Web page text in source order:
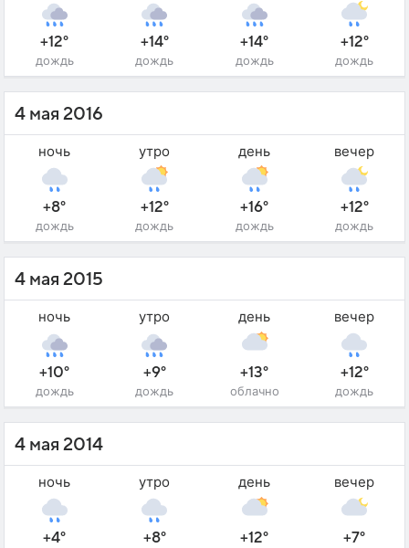
+12°
дождь
+14°
дождь
+14°
дождь
+12°
дождь
4 мая 2016
ночь
+8°
дождь
утро
+12°
дождь
день
+16°
дождь
вечер
+12°
дождь
4 мая 2015
ночь
+10°
дождь
утро
+9°
дождь
день
+13°
облачно
вечер
+12°
дождь
4 мая 2014
ночь
+4°
утро
+8°
день
+12°
вечер
+7°